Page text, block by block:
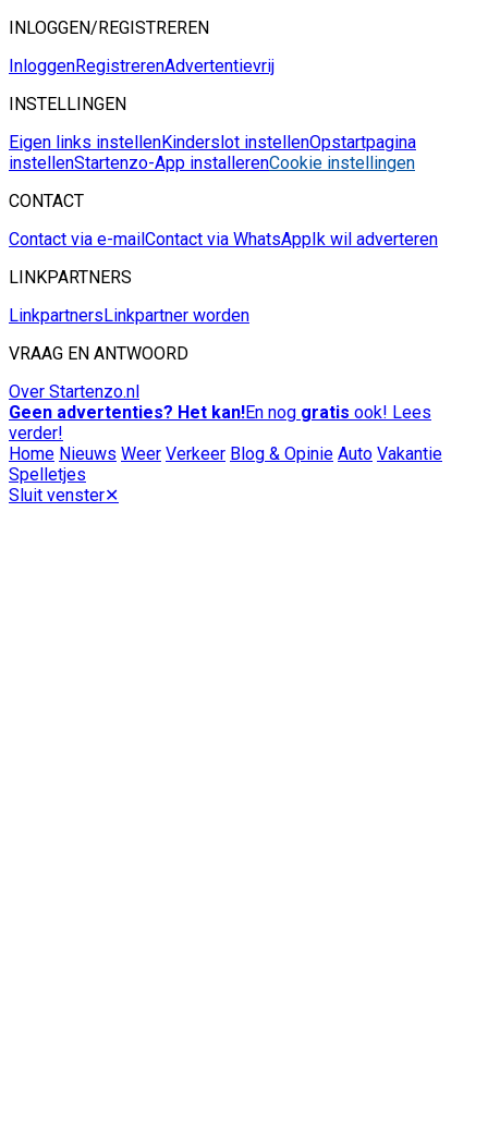
INLOGGEN/REGISTREREN
InloggenRegistrerenAdvertentievrij
INSTELLINGEN
Eigen links instellenKinderslot instellenOpstartpagina
instellenStartenzo-App installerenCookie instellingen
CONTACT
Contact via e-mailContact via WhatsAppIk wil adverteren
LINKPARTNERS
LinkpartnersLinkpartner worden
VRAAG EN ANTWOORD
Over Startenzo.nl
Geen advertenties? Het kan!En nog gratis ook! Lees
verder!
Home Nieuws Weer Verkeer Blog & Opinie Auto Vakantie
Spelletjes
Sluit venster✕